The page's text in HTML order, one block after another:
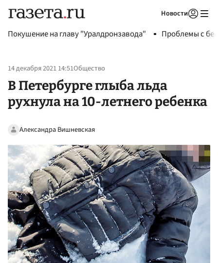
Новости
Покушение на главу "Уралдронзавода" Проблемы с
14 декабря 2021 14:51Общество
В Петербурге глыба льда
рухнула на 10-летнего ребенка
Александра Вишневская